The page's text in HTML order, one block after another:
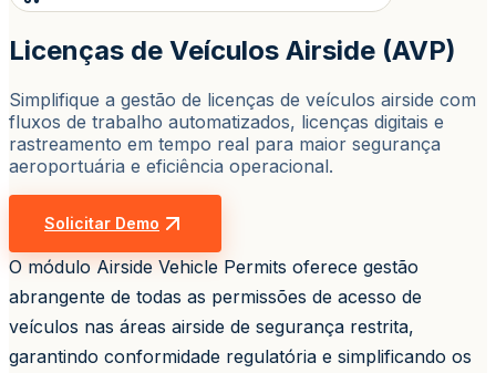
Licenças de Veículos Airside (AVP)
Simplifique a gestão de licenças de veículos airside com
fluxos de trabalho automatizados, licenças digitais e
rastreamento em tempo real para maior segurança
aeroportuária e eficiência operacional.
Solicitar Demo
O módulo Airside Vehicle Permits oferece gestão
abrangente de todas as permissões de acesso de
veículos nas áreas airside de segurança restrita,
garantindo conformidade regulatória e simplificando os